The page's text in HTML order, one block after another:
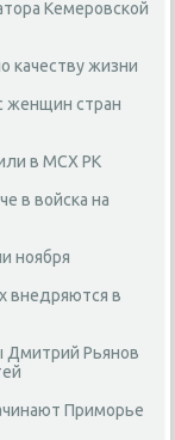
Кемеровской
качеству жизни
женщин стран
в МСХ РК
в войска на
ноября
внедряются в
Дмитрий Рьянов
Приморье